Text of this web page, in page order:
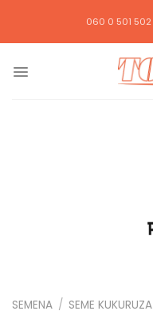
садржај
060 0 501 502
SEMENA / SEME KUKURUZA